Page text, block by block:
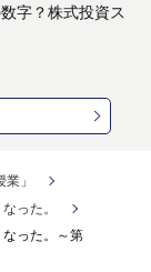
字？株式投資ス
」
った。
った。～第